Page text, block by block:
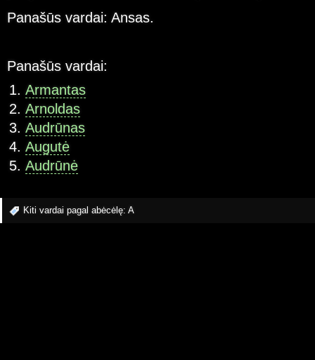
Panašūs vardai: Ansas.
Panašūs vardai:
Armantas
Arnoldas
Audrūnas
Augutė
Audrūnė
Kiti vardai pagal abėcėlę: A